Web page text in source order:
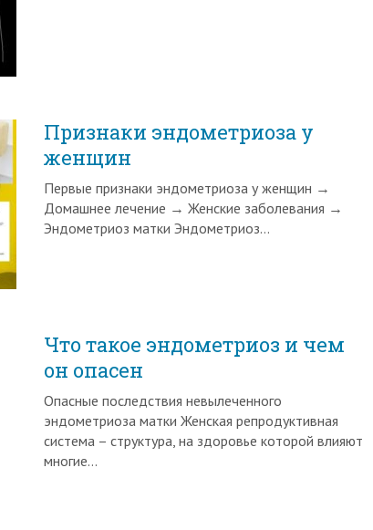
Признаки эндометриоза у
женщин
Первые признаки эндометриоза у женщин →
Домашнее лечение → Женские заболевания →
Эндометриоз матки Эндометриоз…
Что такое эндометриоз и чем
он опасен
Опасные последствия невылеченного
эндометриоза матки Женская репродуктивная
система – структура, на здоровье которой влияют
многие…